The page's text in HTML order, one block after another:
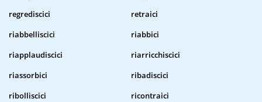
regrediscici
retraici
riabbelliscici
riabbici
riapplaudiscici
riarricchiscici
riassorbici
ribadiscici
ribolliscici
ricontraici